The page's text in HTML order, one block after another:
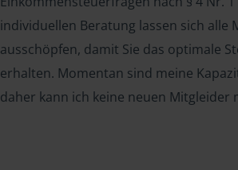
individuellen Beratung lassen sich alle
ausschöpfen, damit Sie das optimale
erhalten. Momentan sind meine
daher kann ich keine neuen Mitgleider